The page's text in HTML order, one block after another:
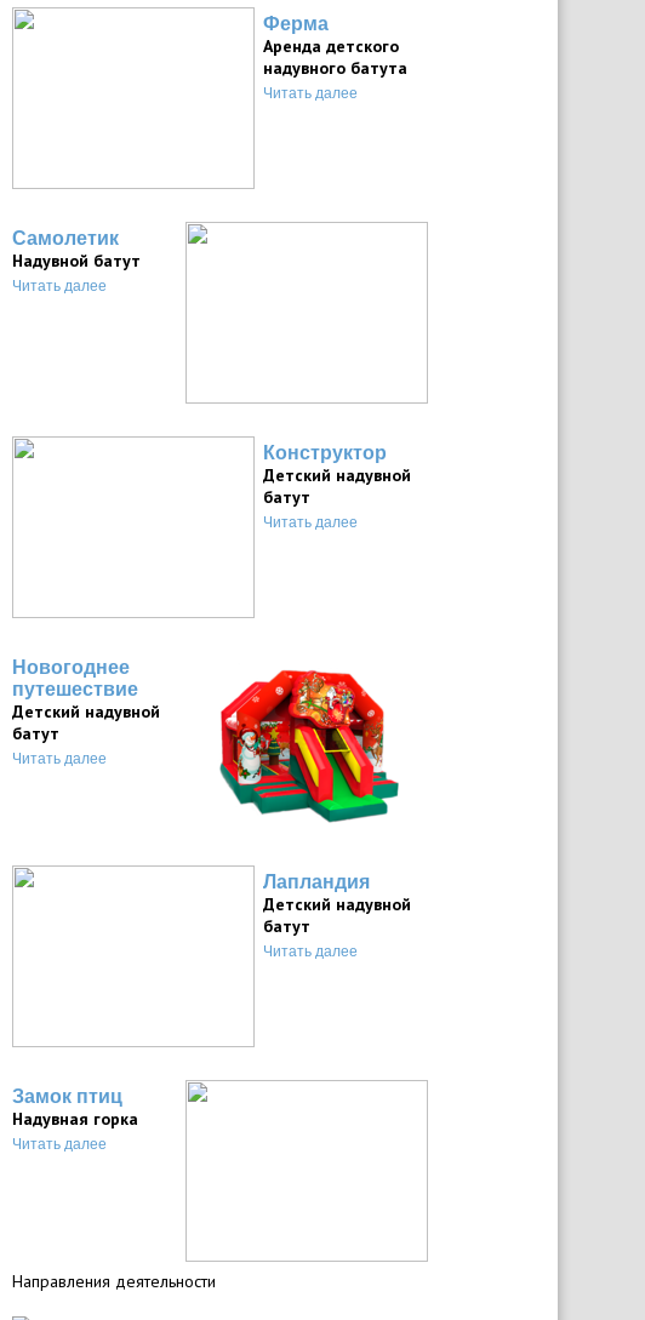
Ферма
Аренда детского
надувного батута
Читать далее
Самолетик
Надувной батут
Читать далее
Конструктор
Детский надувной
батут
Читать далее
Новогоднее
путешествие
Детский надувной
батут
Читать далее
Лапландия
Детский надувной
батут
Читать далее
Замок птиц
Надувная горка
Читать далее
Направления деятельности